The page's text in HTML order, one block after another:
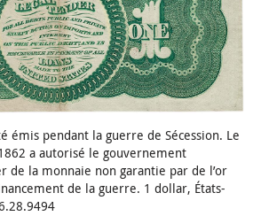
émis pendant la guerre de Sécession. Le
a autorisé le gouvernement
de la monnaie non garantie par de l’or
de la guerre. 1 dollar, États-